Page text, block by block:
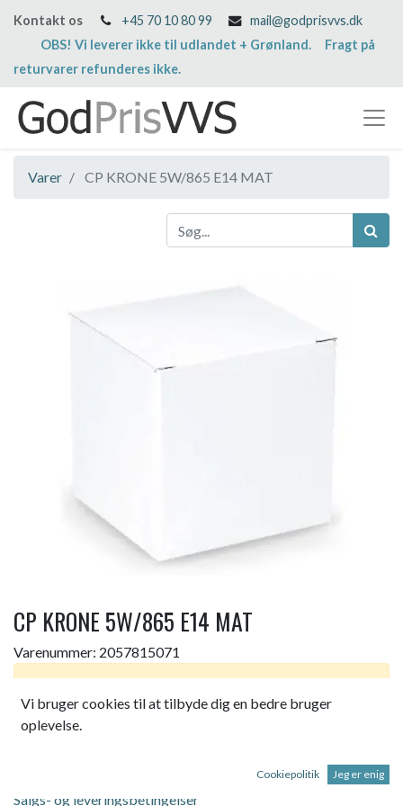
Kontakt os +45 70 10 80 99
mail@godprisvvs.dk
OBS! Vi leverer ikke til udlandet + Grønland. Fragt på
returvarer refunderes ikke.
Varer CP KRONE 5W/865 E14 MAT
CP KRONE 5W/865 E14 MAT
Varenummer: 2057815071
Salgs- og leveringsbetingelser
Vi bruger cookies til at tilbyde dig en bedre bruger
oplevelse.
Cookiepolitik Jeg er enig